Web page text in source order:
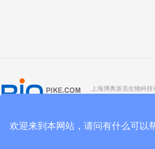
上海博奥派克生物科
欢迎来到本网站，请问有什么可以